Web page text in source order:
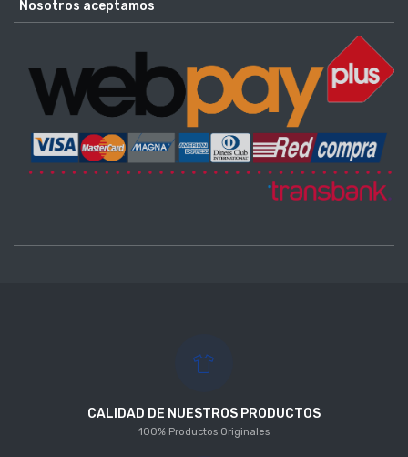
Nosotros aceptamos
CALIDAD DE NUESTROS PRODUCTOS
100% Productos Originales